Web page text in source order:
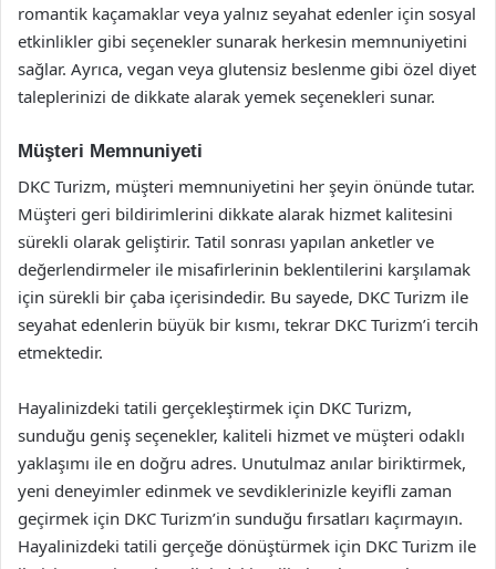
romantik kaçamaklar veya yalnız seyahat edenler için sosyal
etkinlikler gibi seçenekler sunarak herkesin memnuniyetini
sağlar. Ayrıca, vegan veya glutensiz beslenme gibi özel diyet
taleplerinizi de dikkate alarak yemek seçenekleri sunar.
Müşteri Memnuniyeti
DKC Turizm, müşteri memnuniyetini her şeyin önünde tutar.
Müşteri geri bildirimlerini dikkate alarak hizmet kalitesini
sürekli olarak geliştirir. Tatil sonrası yapılan anketler ve
değerlendirmeler ile misafirlerinin beklentilerini karşılamak
için sürekli bir çaba içerisindedir. Bu sayede, DKC Turizm ile
seyahat edenlerin büyük bir kısmı, tekrar DKC Turizm’i tercih
etmektedir.
Hayalinizdeki tatili gerçekleştirmek için DKC Turizm,
sunduğu geniş seçenekler, kaliteli hizmet ve müşteri odaklı
yaklaşımı ile en doğru adres. Unutulmaz anılar biriktirmek,
yeni deneyimler edinmek ve sevdiklerinizle keyifli zaman
geçirmek için DKC Turizm’in sunduğu fırsatları kaçırmayın.
Hayalinizdeki tatili gerçeğe dönüştürmek için DKC Turizm ile